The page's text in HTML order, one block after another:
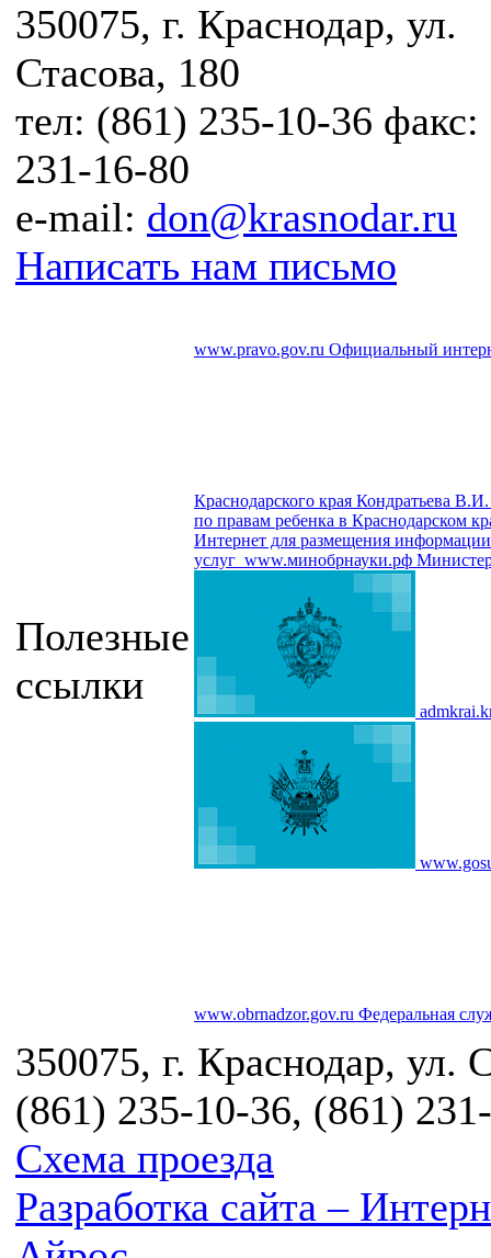
350075, г. Краснодар, ул.
Стасова, 180
тел: (861) 235-10-36
231-16-80
e-mail: don@krasnodar.ru
Написать нам письмо
Полезные
ссылки
www.pravo.gov.ru Официальный
Краснодарского края Кондратьева В.И.
по правам ребенка в Краснодарском
Интернет для размещения информации
услуг www.минобрнауки.рф
www.obrnadzor.gov.ru Федеральная
350075, г. Краснодар, ул.
(861) 235-10-36, (861)
Схема проезда
Разработка сайта –